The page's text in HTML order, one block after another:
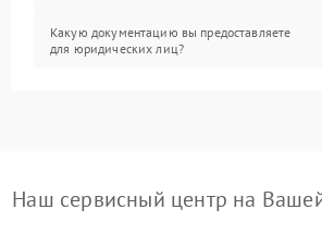
Какую документацию вы предоставляете
для юридических лиц?
Наш сервисный центр на